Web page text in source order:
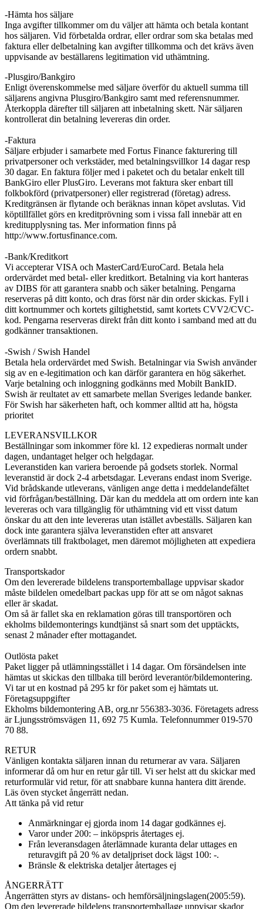
-Hämta hos säljare
Inga avgifter tillkommer om du väljer att hämta och betala kontant
hos säljaren. Vid förbetalda ordrar, eller ordrar som ska betalas med
faktura eller delbetalning kan avgifter tillkomma och det krävs även
uppvisande av beställarens legitimation vid uthämtning.
-Plusgiro/Bankgiro
Enligt överenskommelse med säljare överför du aktuell summa till
säljarens angivna Plusgiro/Bankgiro samt med referensnummer.
Återkoppla därefter till säljaren att inbetalning skett. När säljaren
kontrollerat din betalning levereras din order.
-Faktura
Säljare erbjuder i samarbete med Fortus Finance fakturering till
privatpersoner och verkstäder, med betalningsvillkor 14 dagar resp
30 dagar. En faktura följer med i paketet och du betalar enkelt till
BankGiro eller PlusGiro. Leverans mot faktura sker enbart till
folkbokförd (privatpersoner) eller registrerad (företag) adress.
Kreditgränsen är flytande och beräknas innan köpet avslutas. Vid
köptillfället görs en kreditprövning som i vissa fall innebär att en
kreditupplysning tas. Mer information finns på
http://www.fortusfinance.com.
-Bank/Kreditkort
Vi accepterar VISA och MasterCard/EuroCard. Betala hela
ordervärdet med betal- eller kreditkort. Betalning via kort hanteras
av DIBS för att garantera snabb och säker betalning. Pengarna
reserveras på ditt konto, och dras först när din order skickas. Fyll i
ditt kortnummer och kortets giltighetstid, samt kortets CVV2/CVC-
kod. Pengarna reserveras direkt från ditt konto i samband med att du
godkänner transaktionen.
-Swish / Swish Handel
Betala hela ordervärdet med Swish. Betalningar via Swish använder
sig av en e-legitimation och kan därför garantera en hög säkerhet.
Varje betalning och inloggning godkänns med Mobilt BankID.
Swish är reultatet av ett samarbete mellan Sveriges ledande banker.
För Swish har säkerheten haft, och kommer alltid att ha, högsta
prioritet
LEVERANSVILLKOR
Beställningar som inkommer före kl. 12 expedieras normalt under
dagen, undantaget helger och helgdagar.
Leveranstiden kan variera beroende på godsets storlek. Normal
leveranstid är dock 2-4 arbetsdagar. Leverans endast inom Sverige.
Vid brådskande utleverans, vänligen ange detta i meddelandefältet
vid förfrågan/beställning. Där kan du meddela att om ordern inte kan
levereras och vara tillgänglig för uthämtning vid ett visst datum
önskar du att den inte levereras utan istället avbeställs. Säljaren kan
dock inte garantera själva leveranstiden efter att ansvaret
överlämnats till fraktbolaget, men däremot möjligheten att expediera
ordern snabbt.
Transportskador
Om den levererade bildelens transportemballage uppvisar skador
måste bildelen omedelbart packas upp för att se om något saknas
eller är skadat.
Om så är fallet ska en reklamation göras till transportören och
ekholms bildemonterings kundtjänst så snart som det upptäckts,
senast 2 månader efter mottagandet.
Outlösta paket
Paket ligger på utlämningsstället i 14 dagar. Om försändelsen inte
hämtas ut skickas den tillbaka till berörd leverantör/bildemontering.
Vi tar ut en kostnad på 295 kr för paket som ej hämtats ut.
Företagsuppgifter
Ekholms bildemontering AB, org.nr 556383-3036. Företagets adress
är Ljungsströmsvägen 11, 692 75 Kumla. Telefonnummer 019-570
70 88.
RETUR
Vänligen kontakta säljaren innan du returnerar av vara. Säljaren
informerar då om hur en retur går till. Vi ser helst att du skickar med
returformulär vid retur, för att snabbare kunna hantera ditt ärende.
Läs öven stycket ångerrätt nedan.
Att tänka på vid retur
Anmärkningar ej gjorda inom 14 dagar godkännes ej.
Varor under 200: – inköpspris återtages ej.
Från leveransdagen återlämnade kuranta delar uttages en
returavgift på 20 % av detaljpriset dock lägst 100: -.
Bränsle & elektriska detaljer återtages ej
ÅNGERRÄTT
Ångerrätten styrs av distans- och hemförsäljningslagen(2005:59).
Om den levererade bildelens transportemballage uppvisar skador